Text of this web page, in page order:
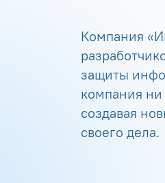
Компания
защиты
компания ни
создавая
своего дела.